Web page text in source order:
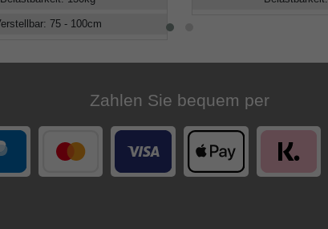
: 75 - 100cm
Zahlen Sie bequem per